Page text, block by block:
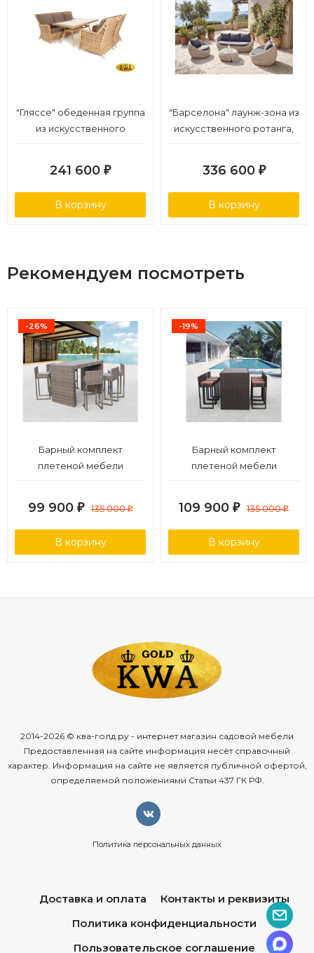
"Гляссе" обеденная группа
из искусственного
241 600 ₽
В корзину
"Барселона" лаунж-зона из
искусственного ротанга,
336 600 ₽
В корзину
Рекомендуем посмотреть
-26%
Барный комплект
плетеной мебели
99 900 ₽ 135 000₽
В корзину
-19%
Барный комплект
плетеной мебели
109 900 ₽ 135 000₽
В корзину
2014-2026 © ква-голд.ру - интернет магазин садовой мебели
Предоставленная на сайте информация несёт справочный
характер. Информация на сайте не является публичной офертой,
определяемой положениями Статьи 437 ГК РФ.
Политика персональных данных
Доставка и оплата
Контакты и реквизиты
Политика конфиденциальности
Пользовательское соглашение